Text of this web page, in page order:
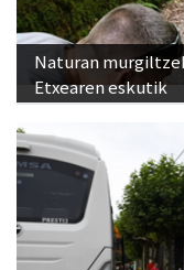
Naturan
Etxearen eskutik